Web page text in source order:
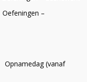
–
(vanaf